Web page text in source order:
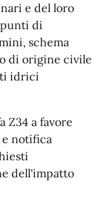
e del loro
di
schema
di origine civile
idrici
Z34 a favore
e notifica
dell'impatto